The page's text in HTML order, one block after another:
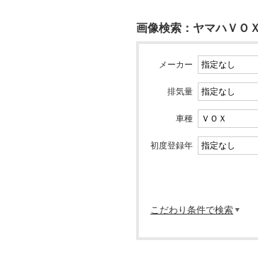
画像検索：ヤマハＶＯ
メーカー
排気量
車種
初度登録年
こだわり条件で検索